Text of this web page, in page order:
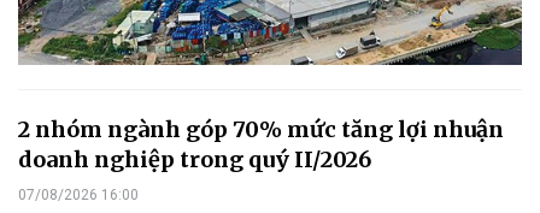
2 nhóm ngành góp 70% mức tăng lợi nhuận
doanh nghiệp trong quý II/2026
07/08/2026 16:00